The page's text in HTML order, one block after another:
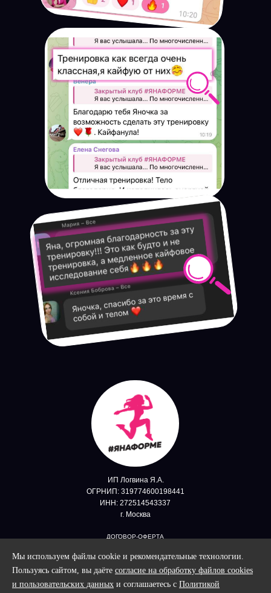
ДОГОВОР-ОФЕРТА
Согласие на ОПД
Согласие на получение информационных рассылок
ИП Логвина Я.А.
ОГРНИП: 319774600198441
ИНН: 272514543337
г. Москва
Мы используем файлы cookie и рекомендательные технологии.
Пользуясь сайтом, вы даёте согласие на обработку файлов cookies
и пользовательских данных и соглашаетесь с Политикой